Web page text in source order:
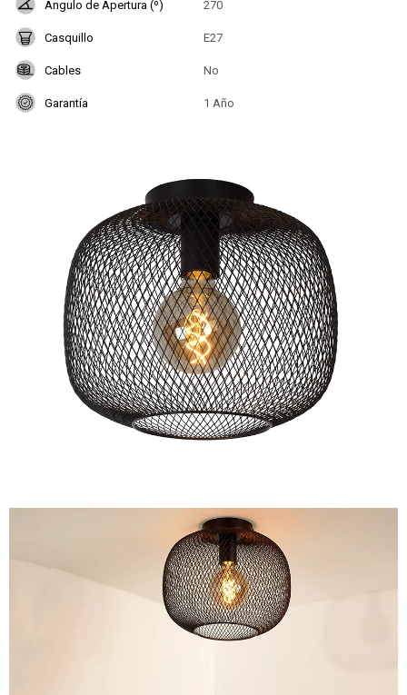
Angulo de Apertura (º) 270
Casquillo E27
Cables No
Garantía 1 Año